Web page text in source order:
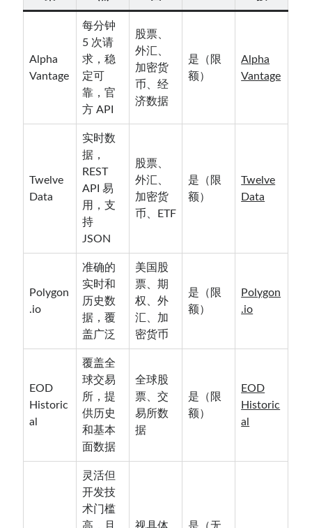
Alpha
Vantage
每分钟
5 次请
求，稳
定可
靠，官
方 API
股票、
外汇、
加密货
币、经
济数据
是（限
额）
Alpha
Vantage
Twelve
Data
实时数
据，
REST
API 易
用，支
持
JSON
股票、
外汇、
加密货
币、ETF
是（限
额）
Twelve
Data
Polygon
.io
准确的
实时和
历史数
据，覆
盖广泛
美国股
票、期
权、外
汇、加
密货币
是（限
额）
Polygon
.io
EOD
Historic
al
覆盖全
球交易
所，提
供历史
和基本
面数据
全球股
票、交
易所数
据
是（限
额）
EOD
Historic
al
灵活但
开发技
术门槛